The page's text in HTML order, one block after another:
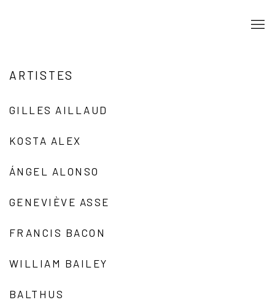
ARTISTES
GILLES AILLAUD
KOSTA ALEX
ÁNGEL ALONSO
GENEVIÈVE ASSE
FRANCIS BACON
WILLIAM BAILEY
BALTHUS